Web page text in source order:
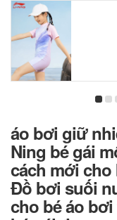
áo bơi giữ
Ning bé gái
cách mới cho
Đồ bơi suối
cho bé áo